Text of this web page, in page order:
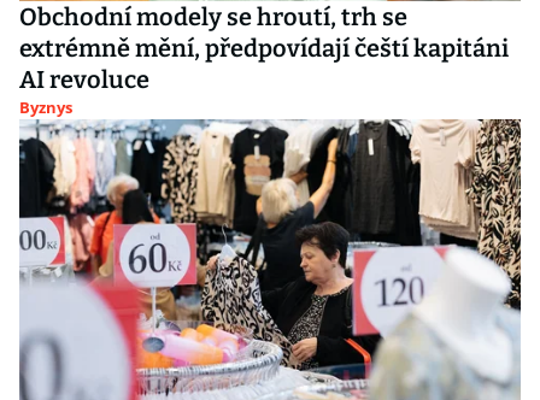
Obchodní modely se hroutí, trh se
extrémně mění, předpovídají čeští kapitáni
AI revoluce
Byznys